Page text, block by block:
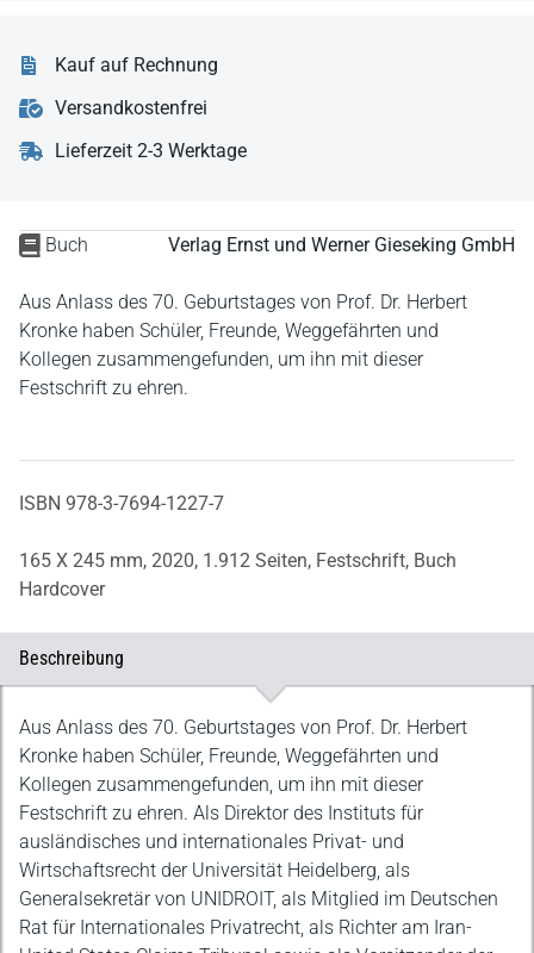
Buch Verlag Ernst und Werner Gieseking GmbH
Aus Anlass des 70. Geburtstages von Prof. Dr. Herbert
Kronke haben Schüler, Freunde, Weggefährten und
Kollegen zusammengefunden, um ihn mit dieser
Festschrift zu ehren.
ISBN 978-3-7694-1227-7
165 X 245 mm, 2020, 1.912 Seiten, Festschrift, Buch
Hardcover
Kauf auf Rechnung
Versandkostenfrei
Lieferzeit 2-3 Werktage
Beschreibung
Beschreibung
Aus Anlass des 70. Geburtstages von Prof. Dr. Herbert
Kronke haben Schüler, Freunde, Weggefährten und
Kollegen zusammengefunden, um ihn mit dieser
Festschrift zu ehren. Als Direktor des Instituts für
ausländisches und internationales Privat- und
Wirtschaftsrecht der Universität Heidelberg, als
Generalsekretär von UNIDROIT, als Mitglied im Deutschen
Rat für Internationales Privatrecht, als Richter am Iran-